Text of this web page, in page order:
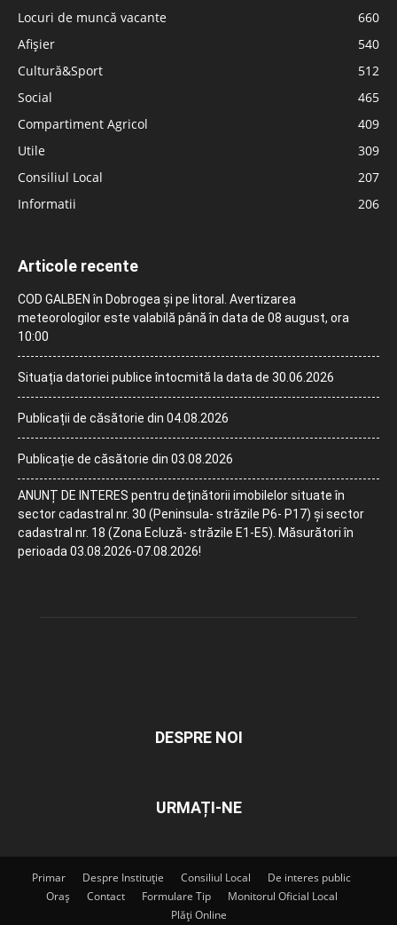
Locuri de muncă vacante
660
Afișier
540
Cultură&Sport
512
Social
465
Compartiment Agricol
409
Utile
309
Consiliul Local
207
Informatii
206
Articole recente
COD GALBEN în Dobrogea și pe litoral. Avertizarea
meteorologilor este valabilă până în data de 08 august, ora
10:00
Situația datoriei publice întocmită la data de 30.06.2026
Publicații de căsătorie din 04.08.2026
Publicație de căsătorie din 03.08.2026
ANUNȚ DE INTERES pentru deținătorii imobilelor situate în
sector cadastral nr. 30 (Peninsula- străzile P6- P17) și sector
cadastral nr. 18 (Zona Ecluză- străzile E1-E5). Măsurători în
perioada 03.08.2026-07.08.2026!
DESPRE NOI
URMAȚI-NE
Primar Despre Instituție Consiliul Local
De interes public
Oraș
Contact Formulare Tip
Monitorul Oficial Local
Plăți Online